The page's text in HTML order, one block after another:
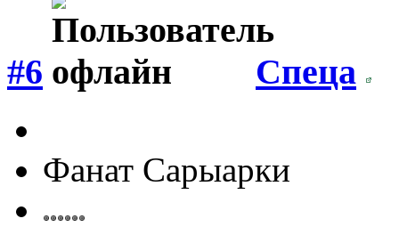
#6 Спеца
Фанат Сарыарки